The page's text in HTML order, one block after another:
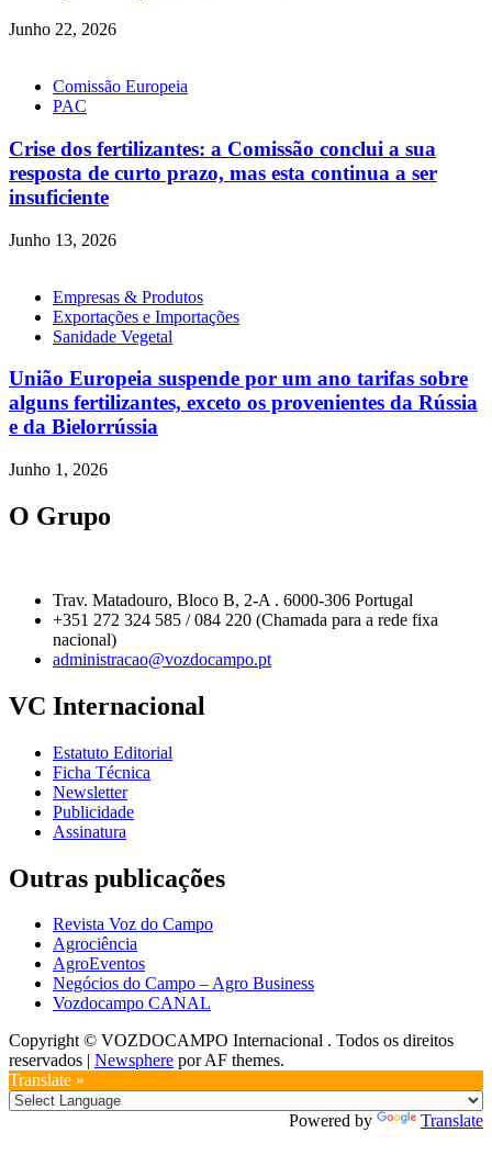
Junho 22, 2026
Comissão Europeia
PAC
Crise dos fertilizantes: a Comissão conclui a sua
resposta de curto prazo, mas esta continua a ser
insuficiente
Junho 13, 2026
Empresas & Produtos
Exportações e Importações
Sanidade Vegetal
União Europeia suspende por um ano tarifas sobre
alguns fertilizantes, exceto os provenientes da Rússia
e da Bielorrússia
Junho 1, 2026
O Grupo
Trav. Matadouro, Bloco B, 2-A . 6000-306 Portugal
+351 272 324 585 / 084 220 (Chamada para a rede fixa
nacional)
administracao@vozdocampo.pt
VC Internacional
Estatuto Editorial
Ficha Técnica
Newsletter
Publicidade
Assinatura
Outras publicações
Revista Voz do Campo
Agrociência
AgroEventos
Negócios do Campo – Agro Business
Vozdocampo CANAL
Copyright © VOZDOCAMPO Internacional . Todos os direitos
reservados | Newsphere por AF themes.
Translate »
Powered by Translate